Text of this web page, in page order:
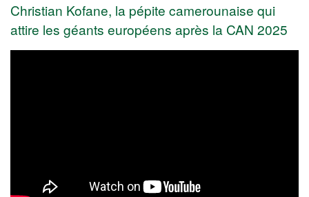
Christian Kofane, la pépite camerounaise qui
attire les géants européens après la CAN 2025